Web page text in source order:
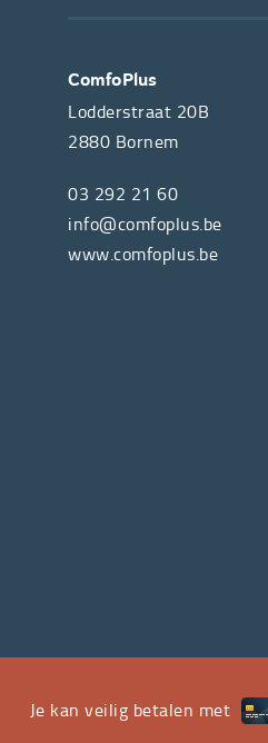
ComfoPlus
Lodderstraat 20B
2880 Bornem
03 292 21 60
info@comfoplus.be
www.comfoplus.be
Je kan veilig betalen met